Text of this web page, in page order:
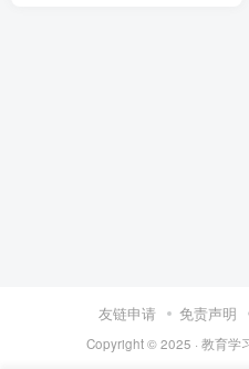
友链申请 免责声明
Copyright © 2025 · 教育学